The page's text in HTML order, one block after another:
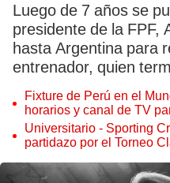
Luego de 7 años se
presidente de la FPF,
hasta Argentina para
entrenador, quien
Fixture de Perú en el
horarios y canal de TV
torneo
Universitario - Sporting
partidazo por el Torneo